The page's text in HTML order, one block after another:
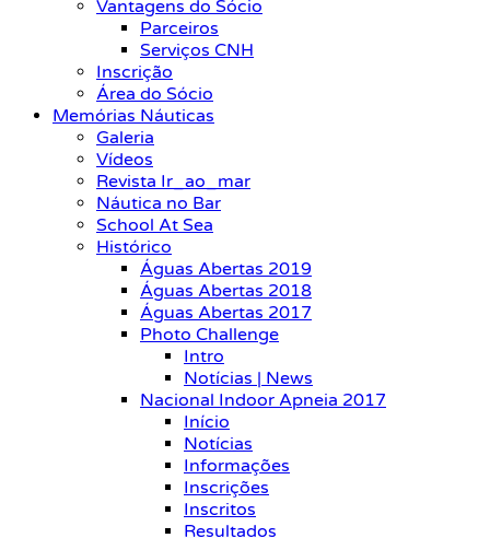
Vantagens do Sócio
Parceiros
Serviços CNH
Inscrição
Área do Sócio
Memórias Náuticas
Galeria
Vídeos
Revista Ir_ao_mar
Náutica no Bar
School At Sea
Histórico
Águas Abertas 2019
Águas Abertas 2018
Águas Abertas 2017
Photo Challenge
Intro
Notícias | News
Nacional Indoor Apneia 2017
Início
Notícias
Informações
Inscrições
Inscritos
Resultados